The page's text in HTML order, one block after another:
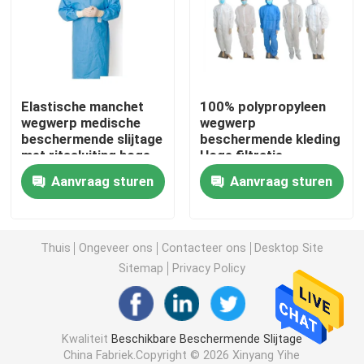
beschikbare chirurgische toga
Geweven stof van pp de niet
Beschikbare Isolatietoga
masker van het 3 vouw het Beschikbare gezicht
Beschikbare Laboratoriumlaag
Beschikbare Kimonotoga's
Elastische manchet
wegwerp medische
beschermende slijtage
met ritssluiting hoge
vloeistofbestendigheid
Aanvraag sturen
100% polypropyleen
wegwerp
beschermende kleding
Hoge filtratie-
efficiëntie voor
medisch gebruik
Aanvraag sturen
Thuis Ongeveer ons Contacteer ons
Desktop Site
Sitemap
Privacy Policy
Kwaliteit Beschikbare Beschermende Slijtage
China Fabriek.Copyright © 2026 Xinyang Yihe